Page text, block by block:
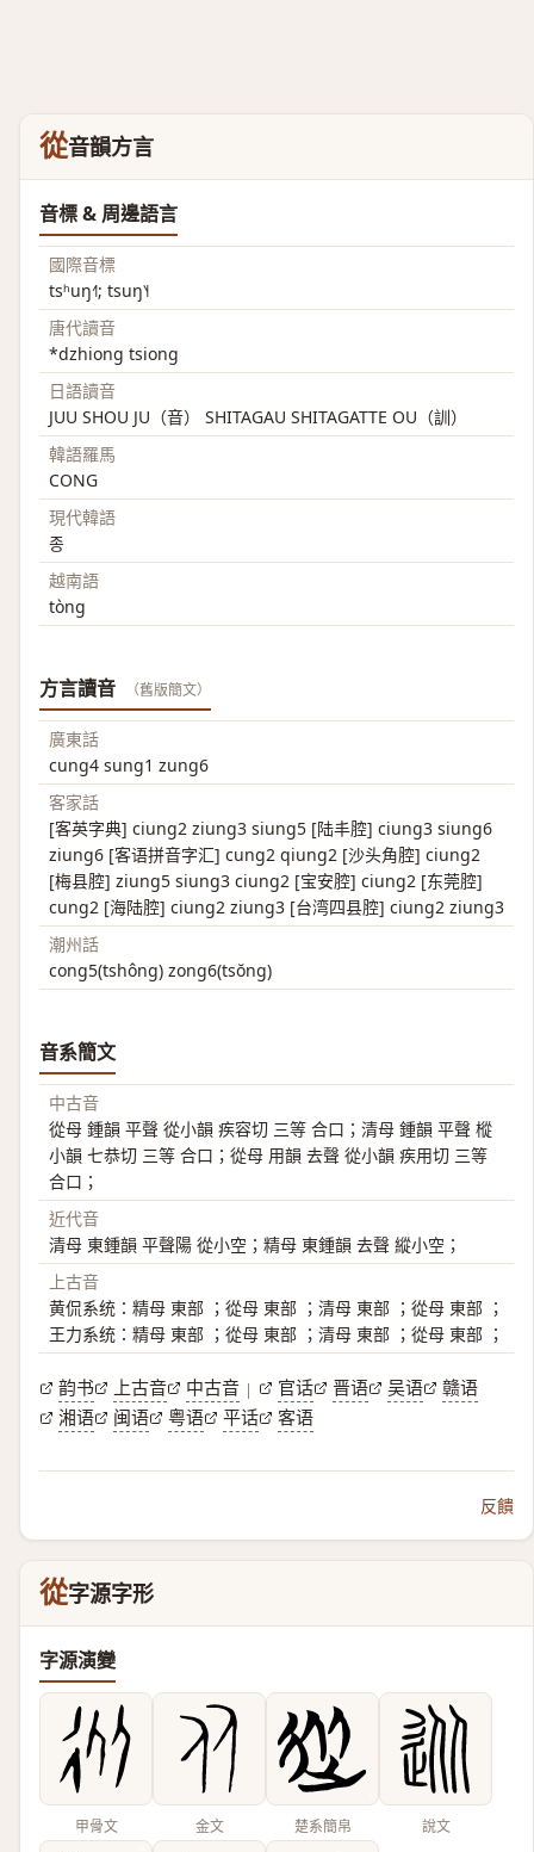
從音韻方言
音標 & 周邊語言
國際音標
tsʰuŋ˧˥; tsuŋ˥˧
唐代讀音
*dzhiong tsiong
日語讀音
JUU SHOU JU（音） SHITAGAU SHITAGATTE OU（訓）
韓語羅馬
CONG
現代韓語
종
越南語
tòng
方言讀音 （舊版簡文）
廣東話
cung4 sung1 zung6
客家話
[客英字典] ciung2 ziung3 siung5 [陆丰腔] ciung3 siung6
ziung6 [客语拼音字汇] cung2 qiung2 [沙头角腔] ciung2
[梅县腔] ziung5 siung3 ciung2 [宝安腔] ciung2 [东莞腔]
cung2 [海陆腔] ciung2 ziung3 [台湾四县腔] ciung2 ziung3
潮州話
cong5(tshông) zong6(tsŏng)
音系簡文
中古音
從母 鍾韻 平聲 從小韻 疾容切 三等 合口；清母 鍾韻 平聲 樅
小韻 七恭切 三等 合口；從母 用韻 去聲 從小韻 疾用切 三等
合口；
近代音
清母 東鍾韻 平聲陽 從小空；精母 東鍾韻 去聲 縱小空；
上古音
黄侃系统：精母 東部 ；從母 東部 ；清母 東部 ；從母 東部 ；
王力系统：精母 東部 ；從母 東部 ；清母 東部 ；從母 東部 ；
韵书 上古音 中古音 | 官话 晋语 吴语
赣语
湘语
闽语 粤语 平话 客语
反饋
從字源字形
字源演變
甲骨文 金文 楚系簡帛 說文